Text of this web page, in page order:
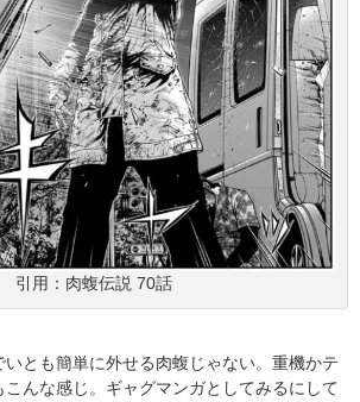
引用：肉蝮伝説 70話
いとも簡単に外せる肉蝮じゃない。重機かテ
こんな感じ。ギャグマンガとしてみるにして